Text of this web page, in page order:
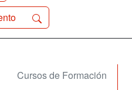
Cursos de Formación